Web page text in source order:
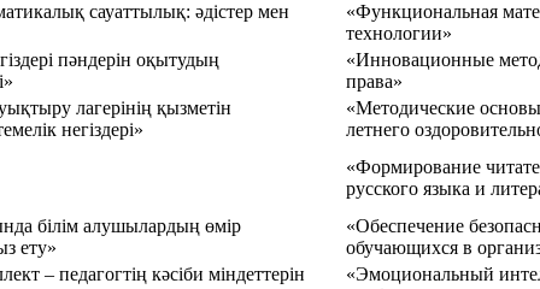
сауаттылық: әдістер мен
«Функциональная
технологии»
пәндерін оқытудың
«Инновационные
права»
лагерінің қызметін
негіздері»
«Методические
летнего
«Формирование
русского языка и
білім алушылардың өмір
ету»
«Обеспечение
обучающихся в
– педагогтің кәсіби міндеттерін
«Эмоциональный